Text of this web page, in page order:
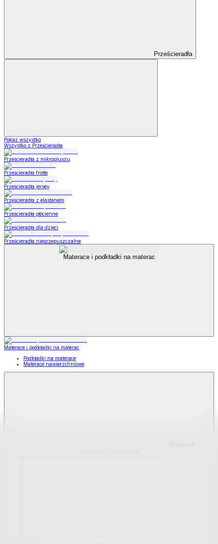
Prześcieradła
Pokaż wszystko
Wszystko z Prześcieradła
Prześcieradła z mikropluszu
Prześcieradła frotte
Prześcieradła jersey
Prześcieradła z elastanem
Prześcieradła płócienne
Prześcieradła dla dzieci
Prześcieradła nieprzepuszczalne
Materace i podkładki na materac
Materace i podkładki na materac
Podkładki na materace
Materace nawierzchniowe